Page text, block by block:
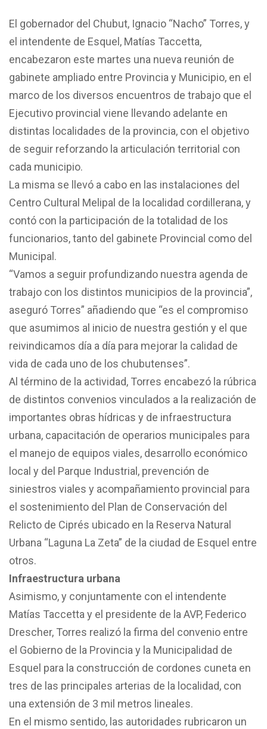
El gobernador del Chubut, Ignacio “Nacho” Torres, y
el intendente de Esquel, Matías Taccetta,
encabezaron este martes una nueva reunión de
gabinete ampliado entre Provincia y Municipio, en el
marco de los diversos encuentros de trabajo que el
Ejecutivo provincial viene llevando adelante en
distintas localidades de la provincia, con el objetivo
de seguir reforzando la articulación territorial con
cada municipio.
La misma se llevó a cabo en las instalaciones del
Centro Cultural Melipal de la localidad cordillerana, y
contó con la participación de la totalidad de los
funcionarios, tanto del gabinete Provincial como del
Municipal.
“Vamos a seguir profundizando nuestra agenda de
trabajo con los distintos municipios de la provincia”,
aseguró Torres” añadiendo que “es el compromiso
que asumimos al inicio de nuestra gestión y el que
reivindicamos día a día para mejorar la calidad de
vida de cada uno de los chubutenses”.
Al término de la actividad, Torres encabezó la rúbrica
de distintos convenios vinculados a la realización de
importantes obras hídricas y de infraestructura
urbana, capacitación de operarios municipales para
el manejo de equipos viales, desarrollo económico
local y del Parque Industrial, prevención de
siniestros viales y acompañamiento provincial para
el sostenimiento del Plan de Conservación del
Relicto de Ciprés ubicado en la Reserva Natural
Urbana “Laguna La Zeta” de la ciudad de Esquel entre
otros.
Infraestructura urbana
Asimismo, y conjuntamente con el intendente
Matías Taccetta y el presidente de la AVP, Federico
Drescher, Torres realizó la firma del convenio entre
el Gobierno de la Provincia y la Municipalidad de
Esquel para la construcción de cordones cuneta en
tres de las principales arterias de la localidad, con
una extensión de 3 mil metros lineales.
En el mismo sentido, las autoridades rubricaron un